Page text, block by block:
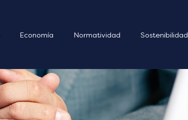
Economía Normatividad Sostenibilidad